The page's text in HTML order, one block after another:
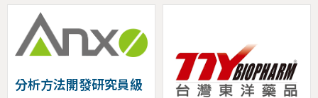
分析方法開發研究員級